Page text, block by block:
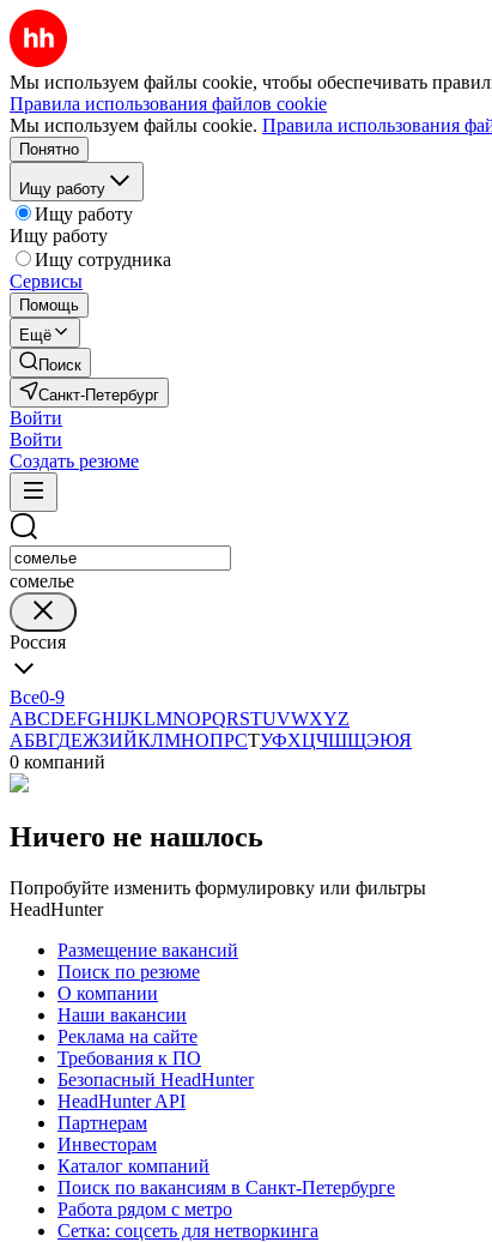
Мы используем файлы cookie, чтобы обеспечивать
Правила использования файлов cookie
Мы используем файлы cookie. Правила использования
Понятно
Ищу работу
Ищу работу
Ищу работу
Ищу сотрудника
Сервисы
Помощь
Ещё
Поиск
Санкт-Петербург
Войти
Войти
Создать резюме
сомелье
Россия
Все0-9
ABCDEFGHIJKLMNOPQRSTUVWXYZ
АБВГДЕЖЗИЙКЛМНОПРСТУФХЦЧШЩЭЮЯ
0 компаний
Ничего не нашлось
Попробуйте изменить формулировку или фильтры
HeadHunter
Размещение вакансий
Поиск по резюме
О компании
Наши вакансии
Реклама на сайте
Требования к ПО
Безопасный HeadHunter
HeadHunter API
Партнерам
Инвесторам
Каталог компаний
Поиск по вакансиям в Санкт-Петербурге
Работа рядом с метро
Сетка: соцсеть для нетворкинга